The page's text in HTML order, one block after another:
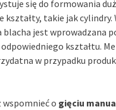
się do formowania
kształty, takie jak cylindry.
blacha jest wprowadzana
kształtu.
w przypadku
o gięciu